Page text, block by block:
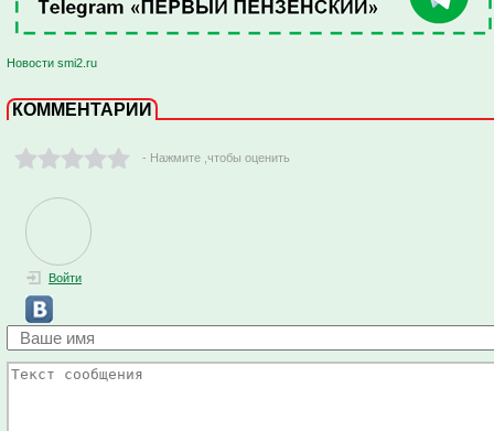
Новости smi2.ru
КОММЕНТАРИИ
- Нажмите ,чтобы оценить
Войти